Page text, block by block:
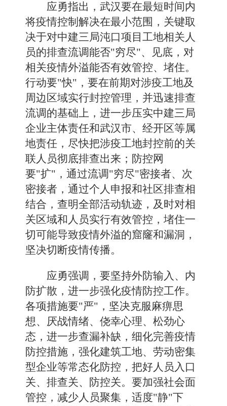
应勇指出，武汉要在最短时间内
将疫情控制解决在最小范围，关键取
决于对中建三局沌口项目工地相关人
员的排查流调能否"穷尽"、见底，对
相关疫情外溢能否有效管控、堵住。
行动要"快"，要在前期对涉疫工地及
周边区域实行封控管理，并迅速排查
流调的基础上，进一步压实中建三局
企业主体责任和武汉市、经开区等属
地责任，尽快把涉疫工地封控前的关
联人员彻底排查出来；防控网
要"扩"，通过流调"穷尽"密接者、次
密接者，通过个人申报和社区排查相
结合，查明全部活动轨迹，及时对相
关区域和人员实行有效管控，堵住一
切可能导致疫情外溢的窟窿和漏洞，
坚决切断疫情传播。
应勇强调，要坚持外防输入、内
防扩散，进一步强化疫情防控工作。
各项措施要"严"，坚决克服麻痹思
想、厌战情绪、侥幸心理、松劲心
态，进一步查漏补缺，细化完善疫情
防控措施，强化建筑工地、劳动密集
型企业等常态化防控，把好人员入口
关、排查关、防控关。要加强社会面
管控，减少人员聚集，适度"静"下